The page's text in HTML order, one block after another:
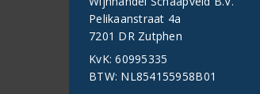
Pelikaanstraat 4a
7201 DR Zutphen
KvK: 60995335
BTW: NL854155958B01